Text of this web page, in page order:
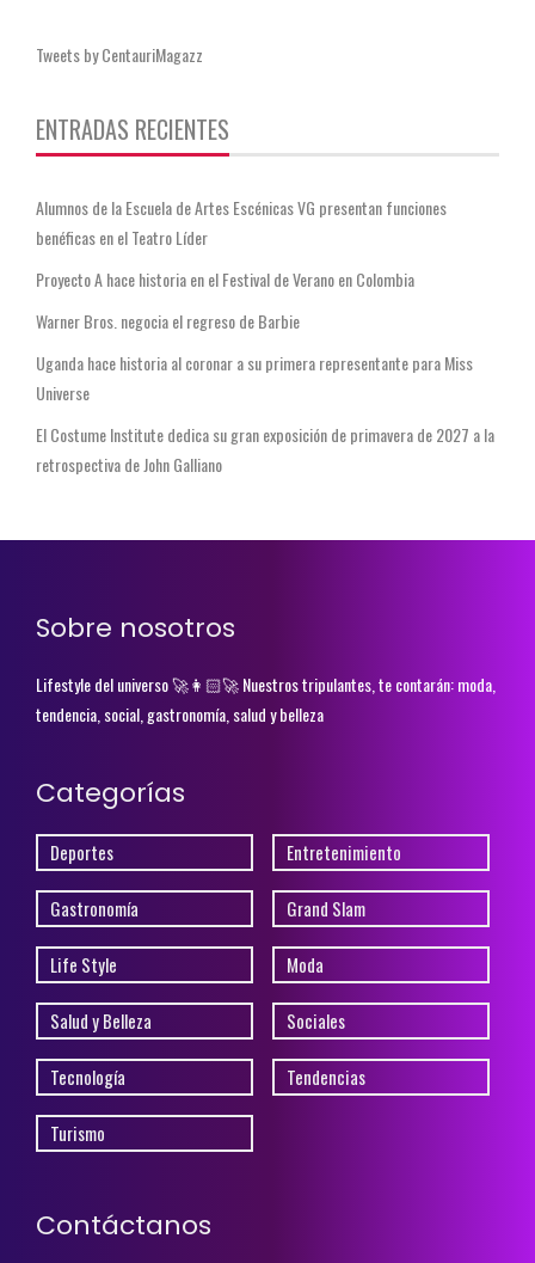
Tweets by CentauriMagazz
ENTRADAS RECIENTES
Alumnos de la Escuela de Artes Escénicas VG presentan funciones
benéficas en el Teatro Líder
Proyecto A hace historia en el Festival de Verano en Colombia
Warner Bros. negocia el regreso de Barbie
Uganda hace historia al coronar a su primera representante para Miss
Universe
El Costume Institute dedica su gran exposición de primavera de 2027 a la
retrospectiva de John Galliano
Sobre nosotros
Lifestyle del universo 🚀👩🏻‍🚀 Nuestros tripulantes, te contarán: moda,
tendencia, social, gastronomía, salud y belleza
Categorías
Deportes Entretenimiento
Gastronomía Grand Slam
Life Style Moda
Salud y Belleza Sociales
Tecnología Tendencias
Turismo
Contáctanos